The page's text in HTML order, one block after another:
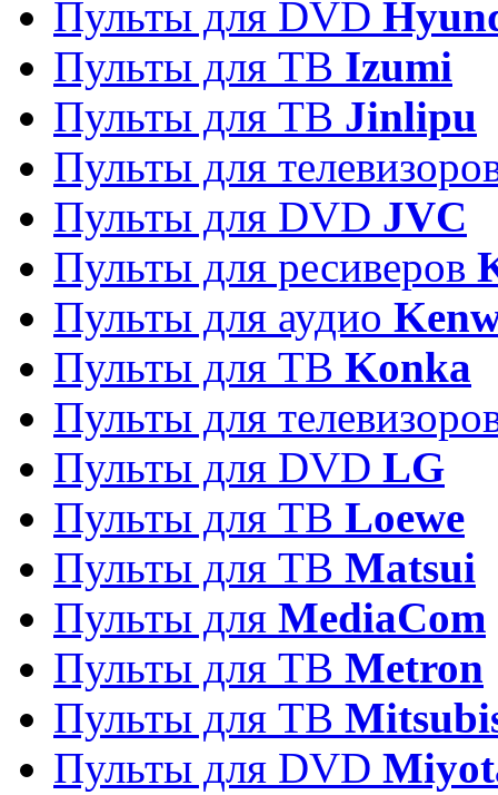
Пульты для DVD
Пульты для ТВ Izumi
Пульты для ТВ Jinlipu
Пульты для
Пульты для DVD JVC
Пульты для ресиверов
Пульты для аудио
Пульты для ТВ Konka
Пульты для
Пульты для DVD LG
Пульты для ТВ Loewe
Пульты для ТВ Matsui
Пульты для MediaCom
Пульты для ТВ Metron
Пульты для TB
Пульты для DVD